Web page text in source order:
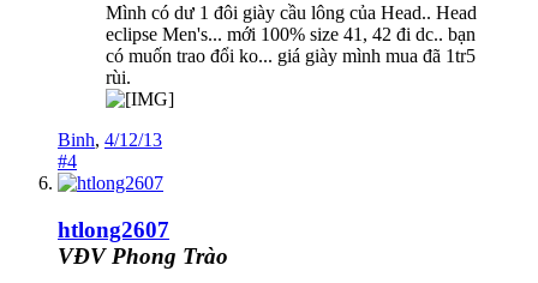
Mình có dư 1 đôi giày cầu lông của Head.. Head
eclipse Men's... mới 100% size 41, 42 đi dc.. bạn
có muốn trao đổi ko... giá giày mình mua đã 1tr5
rùi.
Binh, 4/12/13
#4
htlong2607
VĐV Phong Trào